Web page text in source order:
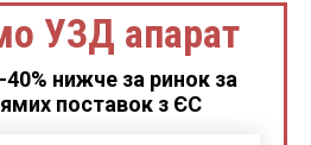
УЗД апарат
нижче за ринок за
поставок з ЄС